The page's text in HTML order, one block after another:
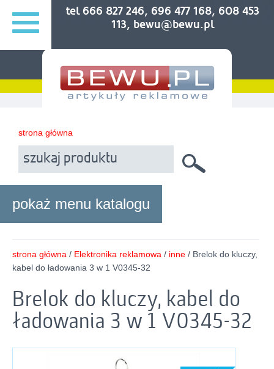
tel 666 827 246, 696 477 168, 608 453
113, bewu@bewu.pl
strona główna
pokaż menu katalogu
strona główna / Elektronika reklamowa / inne / Brelok do kluczy,
kabel do ładowania 3 w 1 V0345-32
Brelok do kluczy, kabel do
ładowania 3 w 1 V0345-32